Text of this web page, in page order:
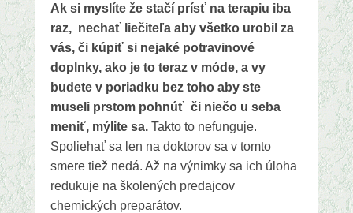
Ak si myslíte že stačí prísť na terapiu iba
raz, nechať liečiteľa aby všetko urobil za
vás, či kúpiť si nejaké potravinové
doplnky, ako je to teraz v móde, a vy
budete v poriadku bez toho aby ste
museli prstom pohnúť či niečo u seba
meniť, mýlite sa. Takto to nefunguje.
Spoliehať sa len na doktorov sa v tomto
smere tiež nedá. Až na výnimky sa ich úloha
redukuje na školených predajcov
chemických preparátov.